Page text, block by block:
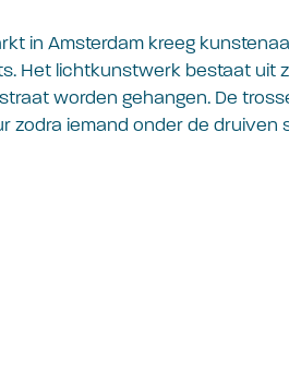
in Amsterdam kreeg
Het lichtkunstwerk bestaat uit
worden gehangen. De
zodra iemand onder de druiven